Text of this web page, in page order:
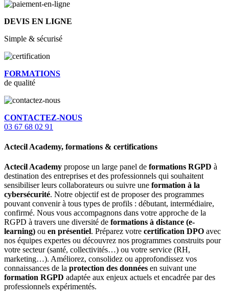
DEVIS EN LIGNE
Simple & sécurisé
FORMATIONS
de qualité
CONTACTEZ-NOUS
03 67 68 02 91
Actecil Academy, formations & certifications
Actecil Academy propose un large panel de formations RGPD à
destination des entreprises et des professionnels qui souhaitent
sensibiliser leurs collaborateurs ou suivre une formation à la
cybersécurité. Notre objectif est de proposer des programmes
pouvant convenir à tous types de profils : débutant, intermédiaire,
confirmé. Nous vous accompagnons dans votre approche de la
RGPD à travers une diversité de formations à distance (e-
learning) ou en présentiel. Préparez votre certification DPO avec
nos équipes expertes ou découvrez nos programmes construits pour
votre secteur (santé, collectivités…) ou votre service (RH,
marketing…). Améliorez, consolidez ou approfondissez vos
connaissances de la protection des données en suivant une
formation RGPD adaptée aux enjeux actuels et encadrée par des
professionnels expérimentés.